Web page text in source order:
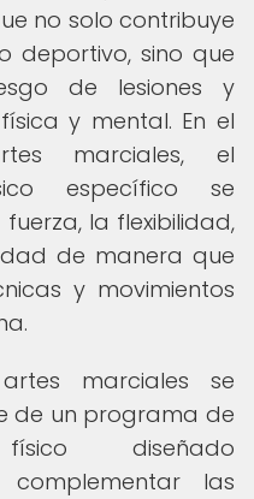
no solo contribuye
deportivo, sino que
de lesiones y
y mental. En el
marciales, el
específico se
la flexibilidad,
de manera que
y movimientos
marciales se
de un programa de
físico diseñado
complementar las